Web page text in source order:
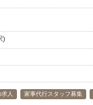
)
人 家事代行スタッフ募集